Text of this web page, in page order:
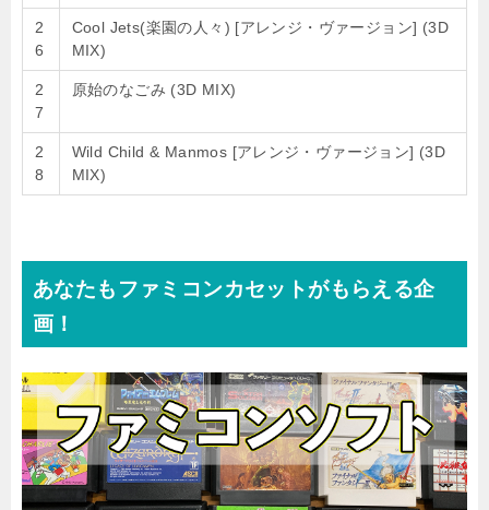
2
6
Cool Jets(楽園の人々) [アレンジ・ヴァージョン] (3D
MIX)
2
7
原始のなごみ (3D MIX)
2
8
Wild Child & Manmos [アレンジ・ヴァージョン] (3D
MIX)
あなたもファミコンカセットがもらえる企
画！